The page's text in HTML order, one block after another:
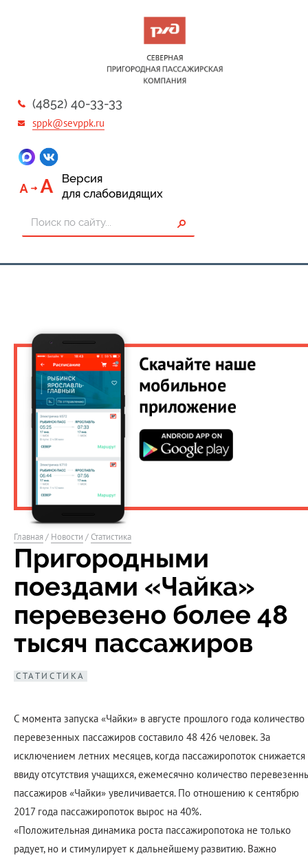
(4852) 40-33-33
sppk@sevppk.ru
Версия
для слабовидящих
Главная/ Новости /Статистика
Пригородными
поездами «Чайка»
перевезено более 48
тысяч пассажиров
СТАТИСТИКА
С момента запуска «Чайки» в августе прошлого года количество
перевезенных пассажиров составило 48 426 человек. За
исключением летних месяцев, когда пассажиропоток снижается
ввиду отсутствия учащихся, ежемесячно количество
пассажиров «Чайки» увеличивается. По отношению к сентябрю
2017 года пассажиропоток вырос на 40%.
«Положительная динамика роста пассажиропотока не только
радует, но и стимулирует к дальнейшему развитию. Важно